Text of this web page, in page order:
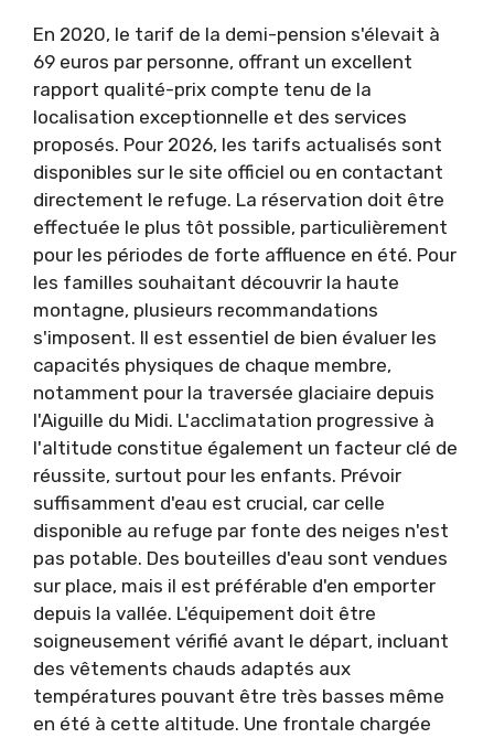
En 2020, le tarif de la demi-pension s'élevait à
69 euros par personne, offrant un excellent
rapport qualité-prix compte tenu de la
localisation exceptionnelle et des services
proposés. Pour 2026, les tarifs actualisés sont
disponibles sur le site officiel ou en contactant
directement le refuge. La réservation doit être
effectuée le plus tôt possible, particulièrement
pour les périodes de forte affluence en été. Pour
les familles souhaitant découvrir la haute
montagne, plusieurs recommandations
s'imposent. Il est essentiel de bien évaluer les
capacités physiques de chaque membre,
notamment pour la traversée glaciaire depuis
l'Aiguille du Midi. L'acclimatation progressive à
l'altitude constitue également un facteur clé de
réussite, surtout pour les enfants. Prévoir
suffisamment d'eau est crucial, car celle
disponible au refuge par fonte des neiges n'est
pas potable. Des bouteilles d'eau sont vendues
sur place, mais il est préférable d'en emporter
depuis la vallée. L'équipement doit être
soigneusement vérifié avant le départ, incluant
des vêtements chauds adaptés aux
températures pouvant être très basses même
en été à cette altitude. Une frontale chargée